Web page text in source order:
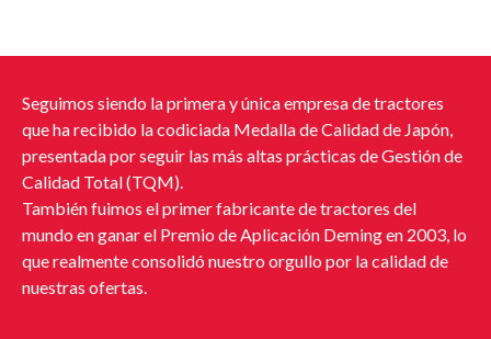
Seguimos siendo la primera y única empresa de tractores
que ha recibido la codiciada Medalla de Calidad de Japón,
presentada por seguir las más altas prácticas de Gestión de
Calidad Total (TQM).
También fuimos el primer fabricante de tractores del
mundo en ganar el Premio de Aplicación Deming en 2003, lo
que realmente consolidó nuestro orgullo por la calidad de
nuestras ofertas.